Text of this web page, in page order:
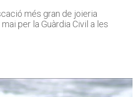
més gran de joieria
per la Guàrdia Civil a les